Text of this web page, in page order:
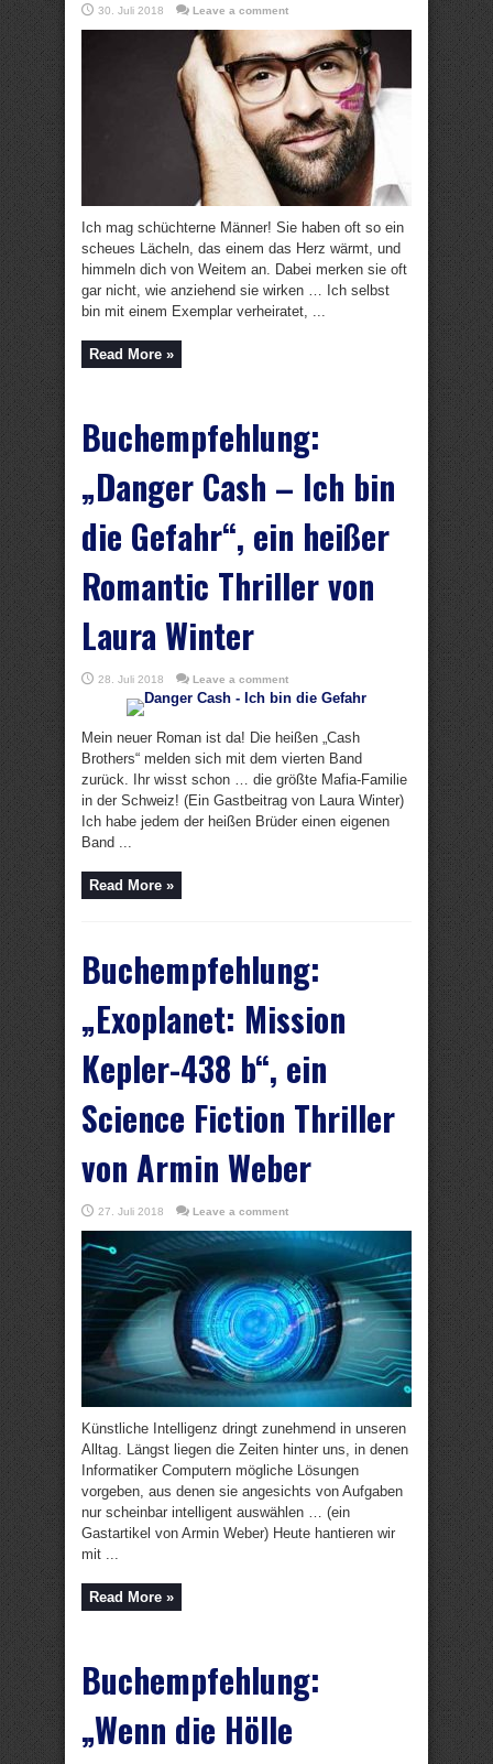
30. Juli 2018 Leave a comment
Ich mag schüchterne Männer! Sie haben oft so ein
scheues Lächeln, das einem das Herz wärmt, und
himmeln dich von Weitem an. Dabei merken sie oft
gar nicht, wie anziehend sie wirken … Ich selbst
bin mit einem Exemplar verheiratet, ...
Read More »
Buchempfehlung:
„Danger Cash – Ich bin
die Gefahr“, ein heißer
Romantic Thriller von
Laura Winter
28. Juli 2018 Leave a comment
Mein neuer Roman ist da! Die heißen „Cash
Brothers“ melden sich mit dem vierten Band
zurück. Ihr wisst schon … die größte Mafia-Familie
in der Schweiz! (Ein Gastbeitrag von Laura Winter)
Ich habe jedem der heißen Brüder einen eigenen
Band ...
Read More »
Buchempfehlung:
„Exoplanet: Mission
Kepler-438 b“, ein
Science Fiction Thriller
von Armin Weber
27. Juli 2018 Leave a comment
Künstliche Intelligenz dringt zunehmend in unseren
Alltag. Längst liegen die Zeiten hinter uns, in denen
Informatiker Computern mögliche Lösungen
vorgeben, aus denen sie angesichts von Aufgaben
nur scheinbar intelligent auswählen … (ein
Gastartikel von Armin Weber) Heute hantieren wir
mit ...
Read More »
Buchempfehlung:
„Wenn die Hölle